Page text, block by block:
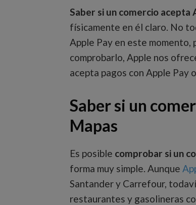
Saber si un comercio acepta
físicamente en él claro. No
Apple Pay en este momento,
comprobarlo, Apple nos
acepta pagos con Apple Pay
Saber si un
Mapas
Es posible comprobar si un
forma muy simple. Aunque
Santander y Carrefour,
restaurantes y gasolineras